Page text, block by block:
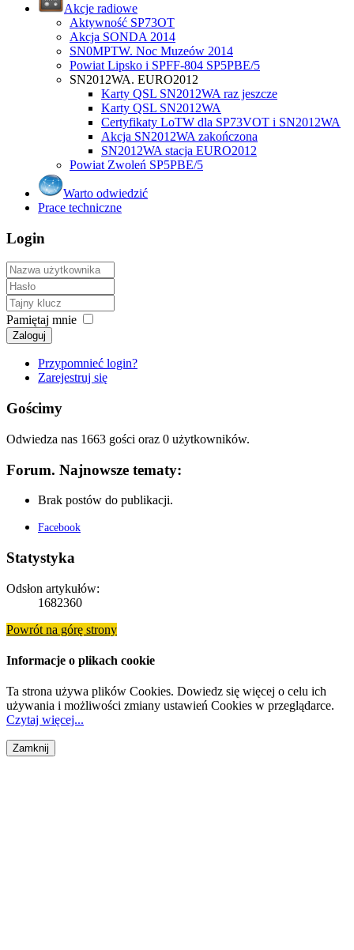
Akcje radiowe
Aktywność SP73OT
Akcja SONDA 2014
SN0MPTW. Noc Muzeów 2014
Powiat Lipsko i SPFF-804 SP5PBE/5
SN2012WA. EURO2012
Karty QSL SN2012WA raz jeszcze
Karty QSL SN2012WA
Certyfikaty LoTW dla SP73VOT i SN2012WA
Akcja SN2012WA zakończona
SN2012WA stacja EURO2012
Powiat Zwoleń SP5PBE/5
Warto odwiedzić
Prace techniczne
Login
Pamiętaj mnie
Zaloguj
Przypomnieć login?
Zarejestruj się
Gościmy
Odwiedza nas 1663 gości oraz 0 użytkowników.
Forum. Najnowsze tematy:
Brak postów do publikacji.
Facebook
Statystyka
Odsłon artykułów:
1682360
Powrót na górę strony
Informacje o plikach cookie
Ta strona używa plików Cookies. Dowiedz się więcej o celu ich
używania i możliwości zmiany ustawień Cookies w przeglądarce.
Czytaj więcej...